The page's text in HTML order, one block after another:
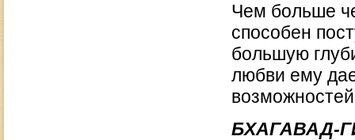
Чем больше
способен
большую
любви ему
БХАГАВАД-